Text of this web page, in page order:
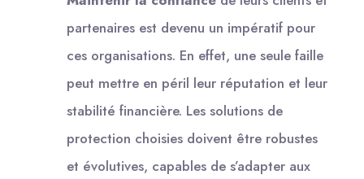
partenaires est devenu un impératif pour
ces organisations. En effet, une seule faille
peut mettre en péril leur réputation et leur
stabilité financière. Les solutions de
protection choisies doivent être robustes
et évolutives, capables de s’adapter aux